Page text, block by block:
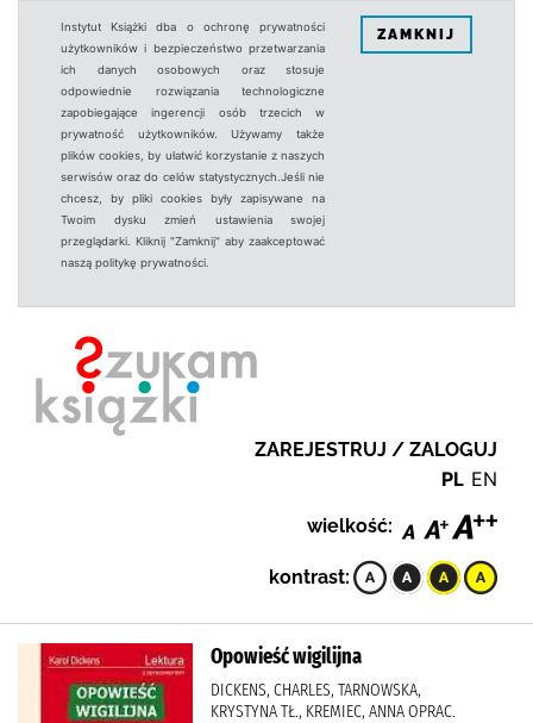
Instytut Książki dba o ochronę prywatności
użytkowników i bezpieczeństwo przetwarzania
ich danych osobowych oraz stosuje
odpowiednie rozwiązania technologiczne
zapobiegające ingerencji osób trzecich w
prywatność użytkowników. Używamy także
plików cookies, by ułatwić korzystanie z naszych
serwisów oraz do celów statystycznych.Jeśli nie
chcesz, by pliki cookies były zapisywane na
Twoim dysku zmień ustawienia swojej
przeglądarki. Kliknij "Zamknij" aby zaakceptować
naszą politykę prywatności.
ZAMKNIJ
ZAREJESTRUJ / ZALOGUJ
PL EN
wielkość:
kontrast:
Opowieść wigilijna
DICKENS, CHARLES, TARNOWSKA,
KRYSTYNA TŁ., KREMIEC, ANNA OPRAC.